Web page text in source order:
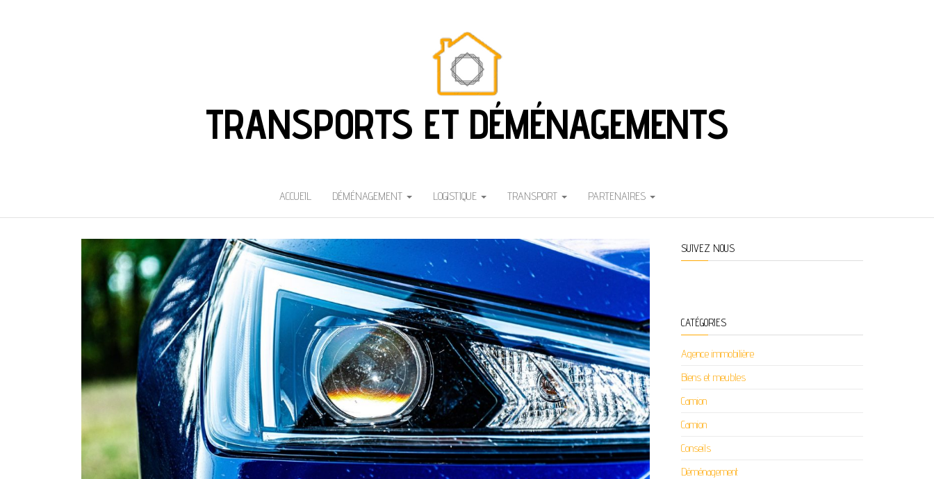
TRANSPORTS ET DÉMÉNAGEMENTS
ACCUEIL DÉMÉNAGEMENT LOGISTIQUE TRANSPORT PARTENAIRES
SUIVEZ NOUS
CATÉGORIES
Agence immobilière
Biens et meubles
Camion
Camion
Conseils
Déménagement